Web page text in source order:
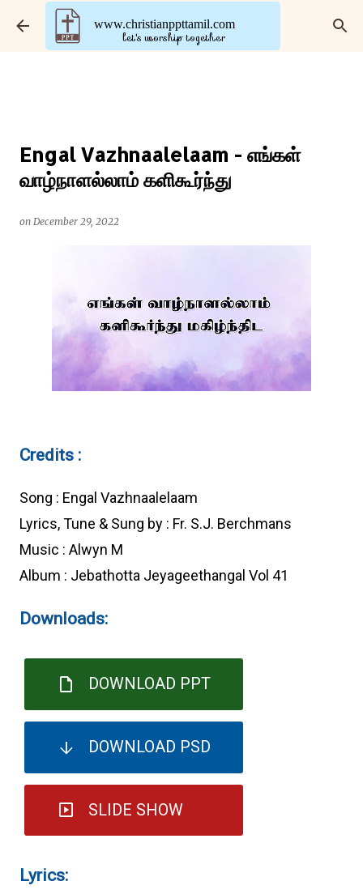
Skip to main content
www.christianppttamil.com
let's worship together
Engal Vazhnaalelaam - எங்கள்
வாழ்நாளல்லாம் களிகூர்ந்து
on December 29, 2022
Credits :
Song : Engal Vazhnaalelaam
Lyrics, Tune & Sung by : Fr. S.J. Berchmans
Music : Alwyn M
Album : Jebathotta Jeyageethangal Vol 41
Downloads:
DOWNLOAD PPT
DOWNLOAD PSD
SLIDE SHOW
Lyrics: